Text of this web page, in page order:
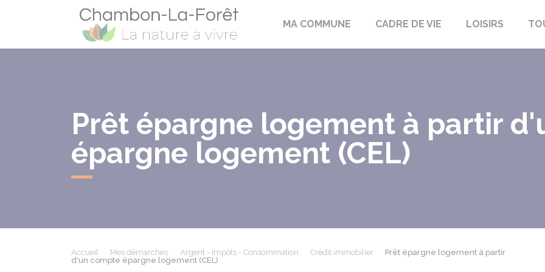
Chambon-la-Fôret
MA COMMUNE CADRE DE VIE LOISIRS
Prêt épargne logement à partir
épargne logement (CEL)
Accueil Mes démarches Argent - Impôts - Consommation Crédit immobilier
Prêt épargne logement à partir
d'un compte épargne logement (CEL)